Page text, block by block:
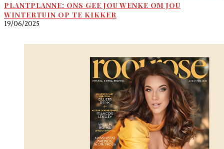
PLANTPLANNE: ONS GEE JOU WENKE OM JOU
WINTERTUIN OP TE KIKKER
19/06/2025